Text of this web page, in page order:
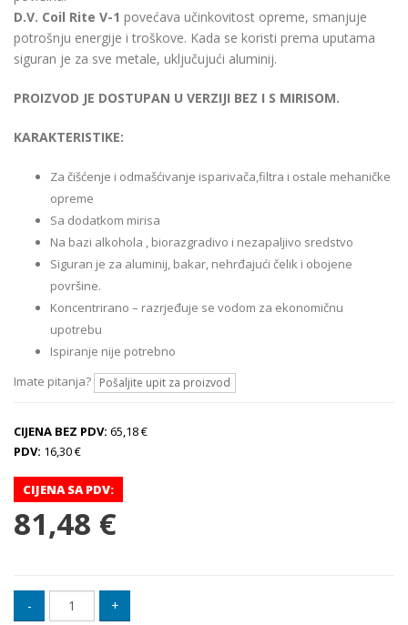
D.V. Coil Rite V-1 povećava učinkovitost opreme, smanjuje
potrošnju energije i troškove. Kada se koristi prema uputama
siguran je za sve metale, uključujući aluminij.
PROIZVOD JE DOSTUPAN U VERZIJI BEZ I S MIRISOM.
KARAKTERISTIKE:
Za čišćenje i odmašćivanje isparivača,filtra i ostale mehaničke
opreme
Sa dodatkom mirisa
Na bazi alkohola , biorazgradivo i nezapaljivo sredstvo
Siguran je za aluminij, bakar, nehrđajući čelik i obojene
površine.
Koncentrirano – razrjeđuje se vodom za ekonomičnu
upotrebu
Ispiranje nije potrebno
Imate pitanja? Pošaljite upit za proizvod
CIJENA BEZ PDV: 65,18 €
PDV: 16,30 €
CIJENA SA PDV:
81,48 €